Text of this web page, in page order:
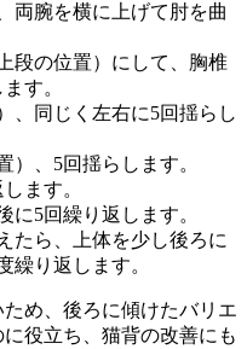
両腕を横に上げて肘を曲
段の位置）にして、胸椎
す。
、同じく左右に5回揺らし
）、5回揺らします。
ます。
に5回繰り返します。
たら、上体を少し後ろに
繰り返します。
め、後ろに傾けたバリエ
役立ち、猫背の改善にも